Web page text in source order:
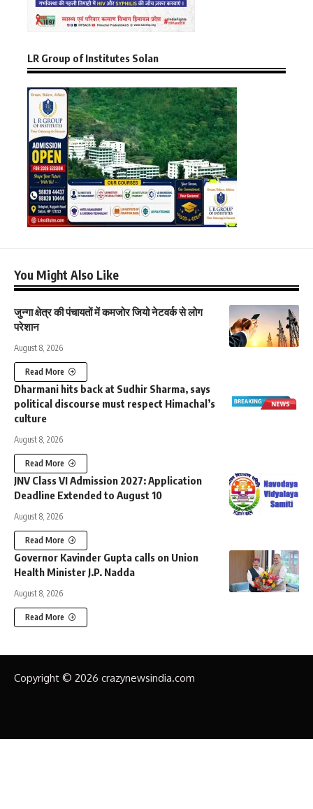
LR Group of Institutes Solan
You Might Also Like
जुन्गा क्षेत्र की पंचायतों में कमजोर जियो नेटवर्क से लोग
परेशान
August 8, 2026
Read More
Dharmani hits back at Sudhir Sharma, says
political discourse must respect Himachal’s
culture
August 8, 2026
Read More
JNV Class VI Admission 2027: Application
Deadline Extended to August 10
August 8, 2026
Read More
Governor Kavinder Gupta calls on Union
Health Minister J.P. Nadda
August 8, 2026
Read More
Copyright © 2026 crazynewsindia.com